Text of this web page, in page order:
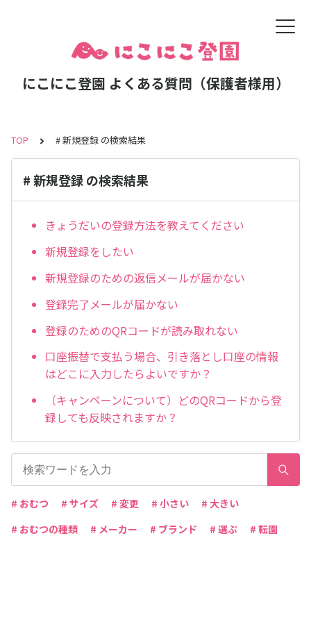
にこにこ登園 よくある質問（保護者様用）
TOP # 新規登録 の検索結果
# 新規登録 の検索結果
きょうだいの登録方法を教えてください
新規登録をしたい
新規登録のための返信メールが届かない
登録完了メールが届かない
登録のためのQRコードが読み取れない
口座振替で支払う場合、引き落とし口座の情報
はどこに入力したらよいですか？
（キャンペーンについて）どのQRコードから登
録しても反映されますか？
# おむつ # サイズ # 変更 # 小さい
# 大きい
# おむつの種類
# メーカー # ブランド # 選ぶ # 転園